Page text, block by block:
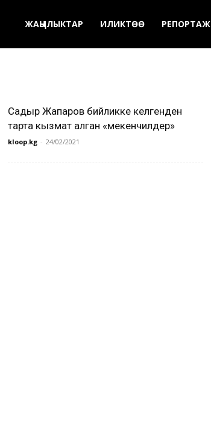
ЖАҢЫЛЫКТАР ИЛИКТӨӨ РЕПОРТАЖ
Садыр Жапаров бийликке келгенден
тарта кызмат алган «мекенчилдер»
kloop.kg - 24/02/2021